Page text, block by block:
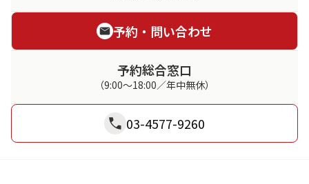
予約・問い合わせ
予約総合窓口
（9:00～18:00／年中無休）
03-4577-9260